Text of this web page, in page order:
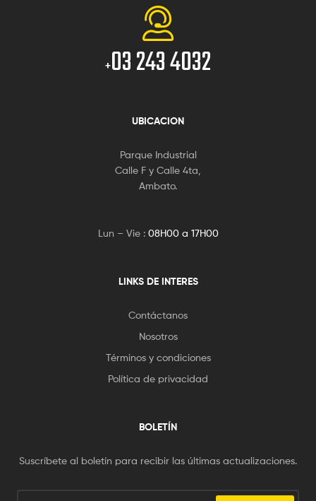
+03 243 4032
UBICACION
Parque Industrial
Calle F y Calle 4ta,
Ambato.
Lun – Vie : 08H00 a 17H00
LINKS DE INTERES
Contáctanos
Nosotros
Términos y condiciones
Política de privacidad
BOLETÍN
Suscríbete al boletín para recibir las últimas actualizaciones.